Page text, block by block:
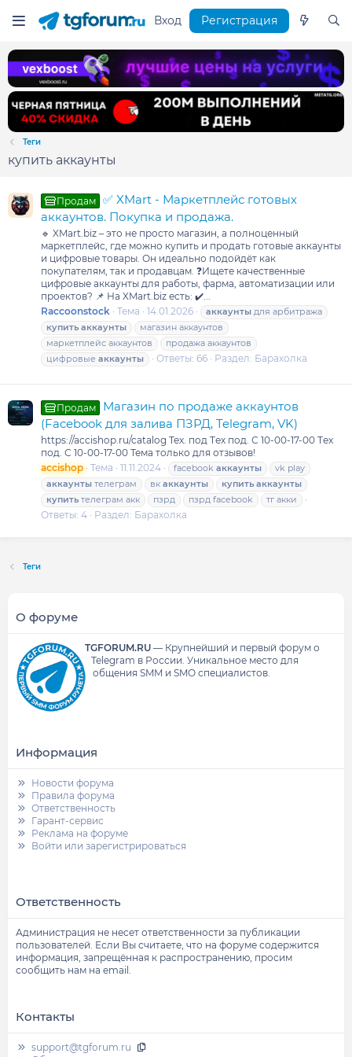
Вход Регистрация
Теги
купить аккаунты
Продам
✅ XMart - Маркетплейс готовых
аккаунтов. Покупка и продажа.
🔹 XMart.biz – это не просто магазин, а полноценный
маркетплейс, где можно купить и продать готовые аккаунты
и цифровые товары. Он идеально подойдёт как
покупателям, так и продавцам. ❓Ищете качественные
цифровые аккаунты для работы, фарма, автоматизации или
проектов? 📌 На XMart.biz есть: ✔️...
Raccoonstock
Тема 14.01.2026 аккаунты для арбитража
купить аккаунты
магазин аккаунтов
маркетплейс аккаунтов
продажа аккаунтов
цифровые аккаунты Ответы: 66 Раздел: Барахолка
Продам
Магазин по продаже аккаунтов
(Facebook для залива ПЗРД, Telegram, VK)
https://accishop.ru/catalog Тех. под Tех под. С 10-00-17-00 Tех
под. С 10-00-17-00 Тема только для отзывов!
accishop Тема 11.11.2024 facebook аккаунты
vk play
аккаунты телеграм вк аккаунты купить аккаунты
купить телеграм акк пзрд пзрд facebook тг акки
Ответы: 4 Раздел: Барахолка
Теги
О форуме
TGFORUM.RU— Крупнейший и первый форум о
Telegram в России. Уникальное место для
общения SMM и SMO специалистов.
Информация
Новости форума
Правила форума
Ответственность
Гарант-сервис
Реклама на форуме
Войти или зарегистрироваться
Ответственность
Администрация не несет ответственности за публикации
пользователей. Если Вы считаете, что на форуме содержится
информация, запрещённая к распространению, просим
сообщить нам на email.
Контакты
support@tgforum.ru